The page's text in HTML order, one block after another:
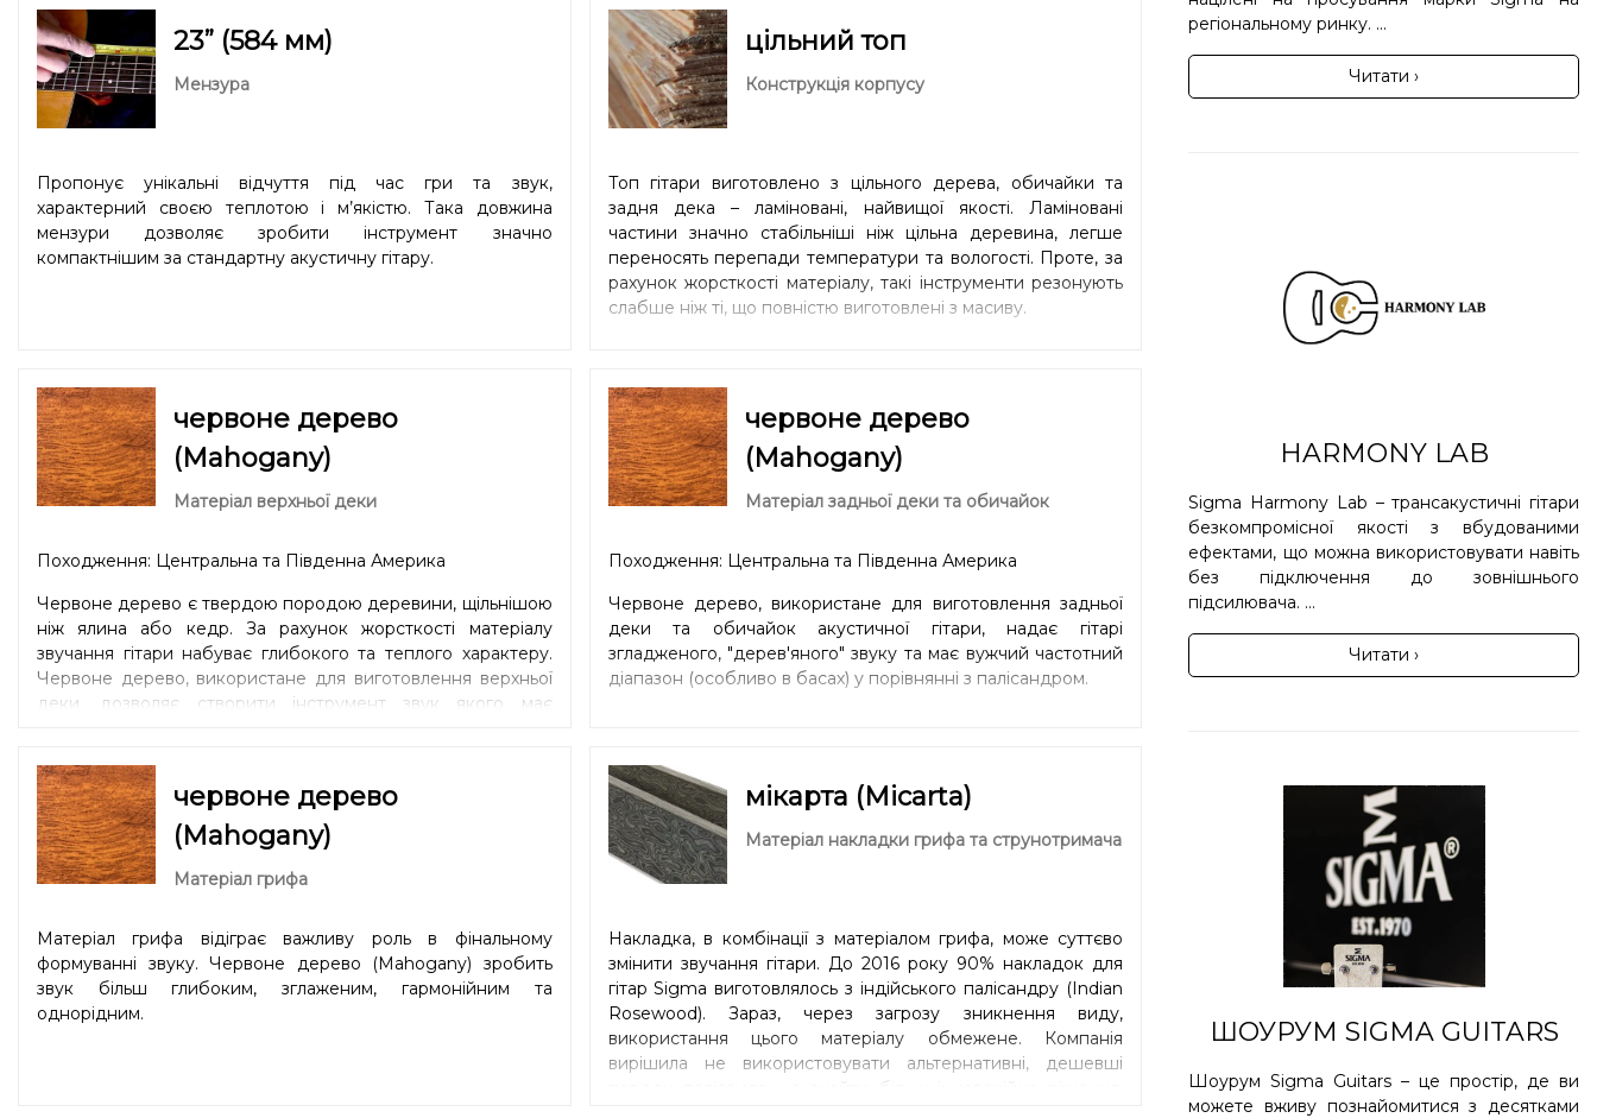
23” (584 мм)
Мензура
Пропонує унікальні відчуття під час гри та звук,
характерний своєю теплотою і м’якістю. Така довжина
мензури дозволяє зробити інструмент значно
компактнішим за стандартну акустичну гітару.
цільний топ
Конструкція корпусу
Топ гітари виготовлено з цільного дерева, обичайки та
задня дека – ламіновані, найвищої якості. Ламіновані
частини значно стабільніші ніж цільна деревина, легше
переносять перепади температури та вологості. Проте, за
рахунок жорсткості матеріалу, такі інструменти резонують
слабше ніж ті, що повністю виготовлені з масиву.
червоне дерево
(Mahogany)
Матеріал верхньої деки
Походження: Центральна та Південна Америка
Червоне дерево є твердою породою деревини, щільнішою
ніж ялина або кедр. За рахунок жорсткості матеріалу
звучання гітари набуває глибокого та теплого характеру.
Червоне дерево, використане для виготовлення верхньої
деки, дозволяє створити інструмент звук якого має
червоне дерево
(Mahogany)
Матеріал задньої деки та обичайок
Походження: Центральна та Південна Америка
Червоне дерево, використане для виготовлення задньої
деки та обичайок акустичної гітари, надає гітарі
згладженого, "дерев'яного" звуку та має вужчий частотний
діапазон (особливо в басах) у порівнянні з палісандром.
червоне дерево
(Mahogany)
Матеріал грифа
Матеріал грифа відіграє важливу роль в фінальному
формуванні звуку. Червоне дерево (Mahogany) зробить
звук більш глибоким, зглаженим, гармонійним та
однорідним.
мікарта (Micarta)
Матеріал накладки грифа та струнотримача
Накладка, в комбінації з матеріалом грифа, може суттєво
змінити звучання гітари. До 2016 року 90% накладок для
гітар Sigma виготовлялось з індійського палісандру (Indian
Rosewood). Зараз, через загрозу зникнення виду,
використання цього матеріалу обмежене. Компанія
вирішила не використовувати альтернативні, дешевші
регіональному ринку. ...
Читати ›
HARMONY LAB
Sigma Harmony Lab – трансакустичні гітари
безкомпромісної якості з вбудованими
ефектами, що можна використовувати навіть
без підключення до зовнішнього
підсилювача. ...
Читати ›
ШОУРУМ SIGMA GUITARS
Шоурум Sigma Guitars – це простір, де ви
можете вживу познайомитися з десятками